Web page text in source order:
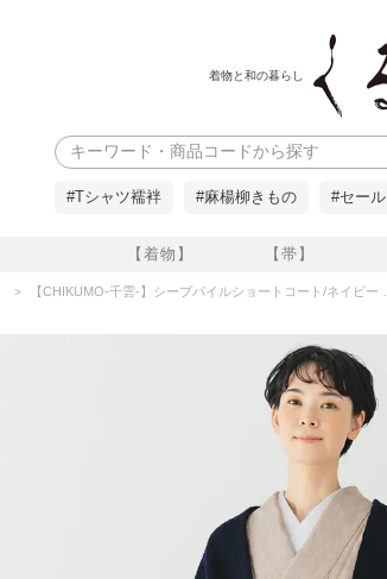
着物と和の暮らし
【着物】 【帯】
検索
#Tシャツ襦袢 #麻楊柳きもの #セール
【CHIKUMO-千雲-】シープパイルショートコート/ネイビー くるり